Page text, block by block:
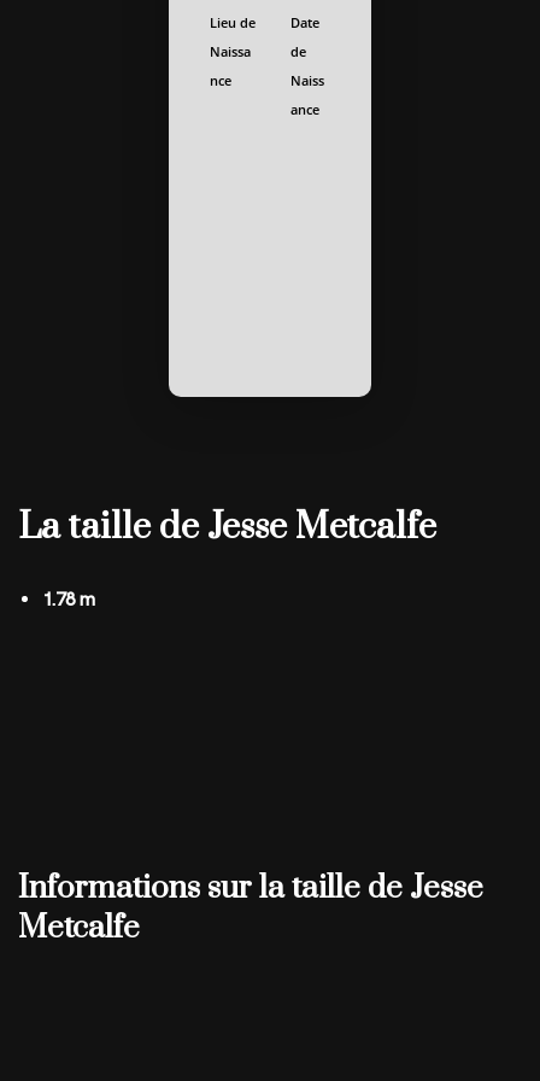
Lieu de
Naissa
nce
Date
de
Naiss
ance
La taille de Jesse Metcalfe
1.78 m
Informations sur la taille de Jesse
Metcalfe